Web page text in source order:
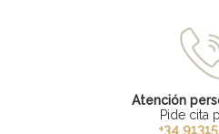
Atención
Pide cita
+34